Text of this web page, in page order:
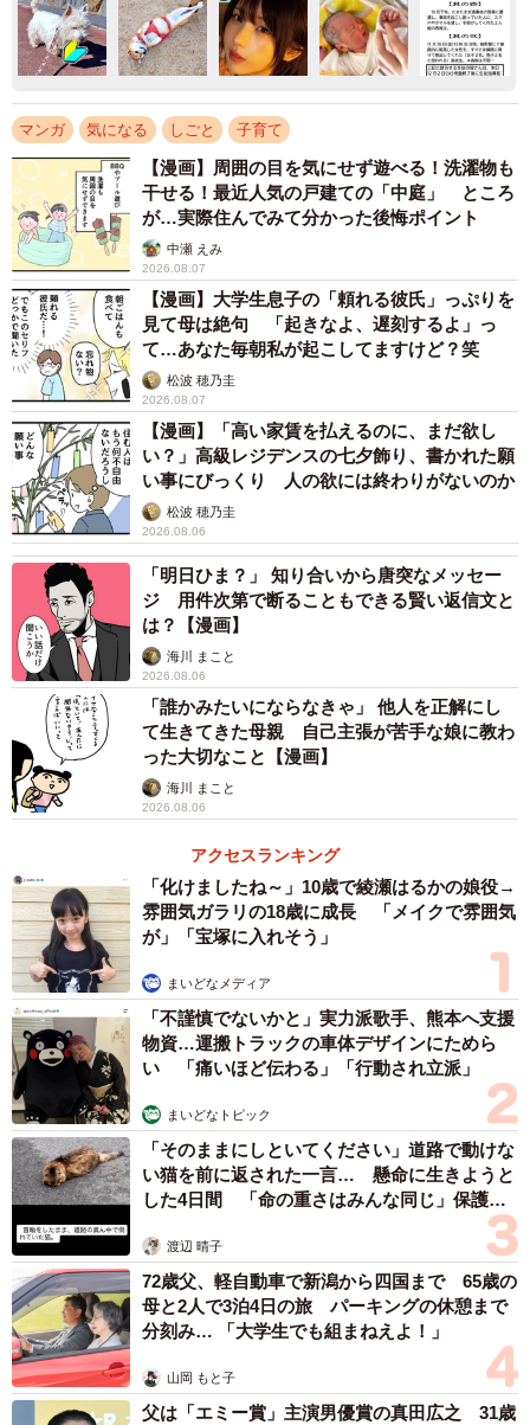
マンガ 気になる しごと 子育て
【漫画】周囲の目を気にせず遊べる！洗濯物も
干せる！最近人気の戸建ての「中庭」 ところ
が…実際住んでみて分かった後悔ポイント
中瀬 えみ
2026.08.07
【漫画】大学生息子の「頼れる彼氏」っぷりを
見て母は絶句 「起きなよ、遅刻するよ」っ
て…あなた毎朝私が起こしてますけど？笑
松波 穂乃圭
2026.08.07
【漫画】「高い家賃を払えるのに、まだ欲し
い？」高級レジデンスの七夕飾り、書かれた願
い事にびっくり 人の欲には終わりがないのか
松波 穂乃圭
2026.08.06
「明日ひま？」 知り合いから唐突なメッセー
ジ 用件次第で断ることもできる賢い返信文と
は？【漫画】
海川 まこと
2026.08.06
「誰かみたいにならなきゃ」 他人を正解にし
て生きてきた母親 自己主張が苦手な娘に教わ
った大切なこと【漫画】
海川 まこと
2026.08.06
アクセスランキング
「化けましたね～」10歳で綾瀬はるかの娘役→
雰囲気ガラリの18歳に成長 「メイクで雰囲気
が」「宝塚に入れそう」
まいどなメディア
「不謹慎でないかと」実力派歌手、熊本へ支援
物資…運搬トラックの車体デザインにためら
い 「痛いほど伝わる」「行動され立派」
まいどなトピック
「そのままにしといてください」道路で動けな
い猫を前に返された一言… 懸命に生きようと
した4日間 「命の重さはみんな同じ」保護団
渡辺 晴子
72歳父、軽自動車で新潟から四国まで 65歳の
母と2人で3泊4日の旅 パーキングの休憩まで
分刻み… 「大学生でも組まねえよ！」
山岡 もと子
父は「エミー賞」主演男優賞の真田広之 31歳